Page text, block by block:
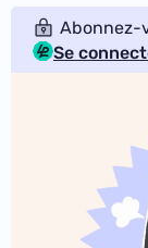
Abonnez-
Se